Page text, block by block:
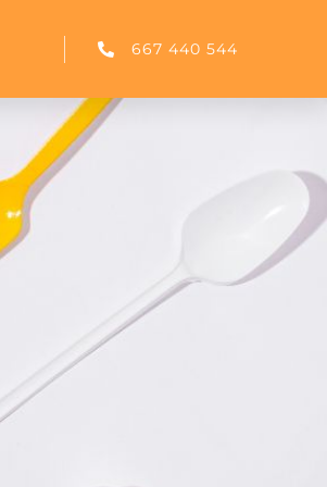
667 440 544